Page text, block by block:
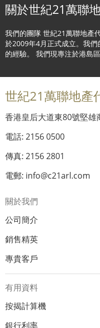
關於世紀21萬聯
我們的團隊 世紀21萬聯地
於2009年4月正式成立。我
的經驗。 我們現專注於港島
世紀21萬聯地產
香港皇后大道東80號堅雄
電話: 2156 0500
傳真: 2156 2801
電郵: info@c21arl.com
關於我們
公司簡介
銷售精英
專貴客戶
有用資料
按揭計算機
銀行利率